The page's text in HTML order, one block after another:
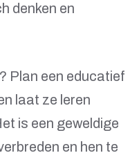
denken en
Plan een educatief
laat ze leren
is een geweldige
en hen te